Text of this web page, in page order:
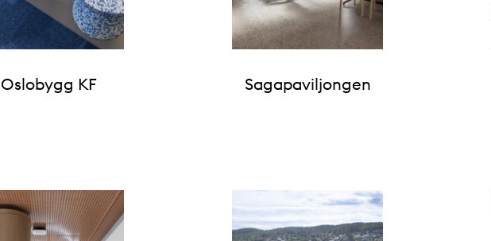
Oslobygg KF Sagapaviljongen